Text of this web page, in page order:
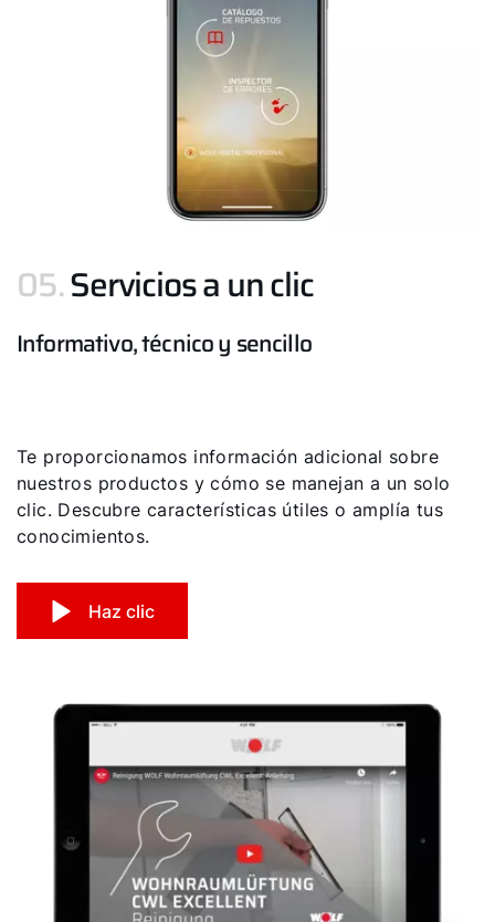
05.Servicios a un clic
Informativo, técnico y sencillo
Te proporcionamos información adicional sobre
nuestros productos y cómo se manejan a un solo
clic. Descubre características útiles o amplía tus
conocimientos.
Haz clic